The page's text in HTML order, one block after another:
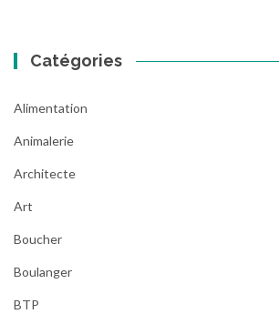
Catégories
Alimentation
Animalerie
Architecte
Art
Boucher
Boulanger
BTP